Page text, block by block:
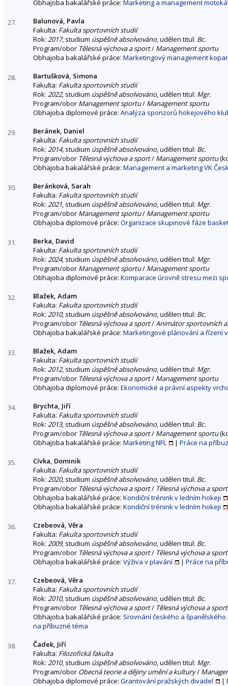
Obhajoba bakalářské práce: Marketing a management
27.
Balunová, Pavla
Fakulta: Fakulta sportovních studií
Rok: 2017, studium úspěšně absolvováno, udělen titul: Bc.
Program/obor Tělesná výchova a sport/ Management sportu
Obhajoba bakalářské práce: Marketingový management
28.
Bartušková, Simona
Fakulta: Fakulta sportovních studií
Rok: 2022, studium úspěšně absolvováno, udělen titul: Mgr.
Program/obor Management sportu/ Management sportu
Obhajoba diplomové práce: Analýza sponzorů hokejového
29.
Beránek, Daniel
Fakulta: Fakulta sportovních studií
Rok: 2014, studium úspěšně absolvováno, udělen titul: Bc.
Program/obor Tělesná výchova a sport/ Management sportu
Obhajoba bakalářské práce: Management a marketing VK
30.
Beránková, Sarah
Fakulta: Fakulta sportovních studií
Rok: 2021, studium úspěšně absolvováno, udělen titul: Mgr.
Program/obor Management sportu/ Management sportu
Obhajoba diplomové práce: Organizace skupinové fáze
31.
Berka, David
Fakulta: Fakulta sportovních studií
Rok: 2024, studium úspěšně absolvováno, udělen titul: Mgr.
Program/obor Management sportu/ Management sportu
Obhajoba diplomové práce: Komparace úrovně stresu mezi
32.
Blažek, Adam
Fakulta: Fakulta sportovních studií
Rok: 2010, studium úspěšně absolvováno, udělen titul: Bc.
Program/obor Tělesná výchova a sport/Animátor sportovních
Obhajoba bakalářské práce: Marketingové plánování a řízení
33.
Blažek, Adam
Fakulta: Fakulta sportovních studií
Rok: 2012, studium úspěšně absolvováno, udělen titul: Mgr.
Program/obor Tělesná výchova a sport/ Management sportu
Obhajoba diplomové práce: Ekonomické a právní aspekty
34.
Brychta, Jiří
Fakulta: Fakulta sportovních studií
Rok: 2013, studium úspěšně absolvováno, udělen titul: Bc.
Program/obor Tělesná výchova a sport/ Management sportu
Obhajoba bakalářské práce: Marketing NFL | Práce na
35.
Cívka, Dominik
Fakulta: Fakulta sportovních studií
Rok: 2020, studium úspěšně absolvováno, udělen titul: Bc.
Program/obor Tělesná výchova a sport/ Tělesná výchova a sport
Obhajoba bakalářské práce: Kondiční trénink v ledním hokeji
Obhajoba bakalářské práce: Kondiční trénink v ledním hokeji
36.
Czebeová, Věra
Fakulta: Fakulta sportovních studií
Rok: 2009, studium úspěšně absolvováno, udělen titul: Bc.
Program/obor Tělesná výchova a sport/ Tělesná výchova a sport
Obhajoba bakalářské práce: Výživa v plavání | Práce na
37.
Czebeová, Věra
Fakulta: Fakulta sportovních studií
Rok: 2010, studium úspěšně absolvováno, udělen titul: Bc.
Program/obor Tělesná výchova a sport/ Tělesná výchova a sport
Obhajoba bakalářské práce: Srovnání českého a
na příbuzné téma
38.
Čadek, Jiří
Fakulta: Filozofická fakulta
Rok: 2010, studium úspěšně absolvováno, udělen titul: Mgr.
Program/obor Obecná teorie a dějiny umění a kultury/
Obhajoba diplomové práce: Grantování pražských divadel |